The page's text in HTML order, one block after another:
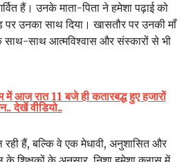
हैं। उनके माता-पिता ने हमेशा पढ़ाई को
पर उनका साथ दिया। खासतौर पर उनकी माँ
साथ-साथ आत्मविश्वास और संस्कारों से भी
में आज रात 11 बजे ही कतारबद्ध हुए हजारों
देखें वीडियो..
रही हैं, बल्कि वे एक मेधावी, अनुशासित और